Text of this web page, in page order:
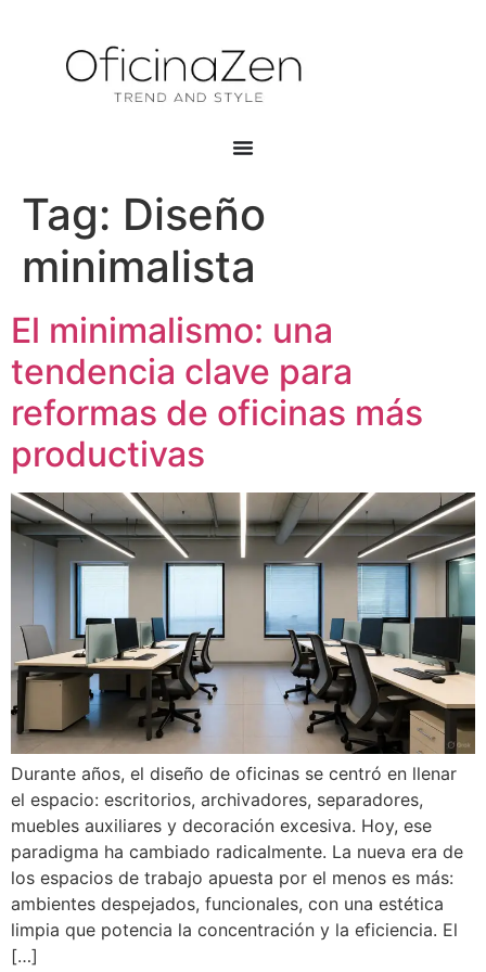
Tag: Diseño
minimalista
El minimalismo: una
tendencia clave para
reformas de oficinas más
productivas
Durante años, el diseño de oficinas se centró en llenar
el espacio: escritorios, archivadores, separadores,
muebles auxiliares y decoración excesiva. Hoy, ese
paradigma ha cambiado radicalmente. La nueva era de
los espacios de trabajo apuesta por el menos es más:
ambientes despejados, funcionales, con una estética
limpia que potencia la concentración y la eficiencia. El
[…]